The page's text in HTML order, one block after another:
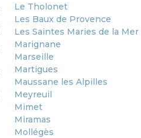
Le Tholonet
Les Baux de Provence
Les Saintes Maries de la Mer
Marignane
Marseille
Martigues
Maussane les Alpilles
Meyreuil
Mimet
Miramas
Mollégès